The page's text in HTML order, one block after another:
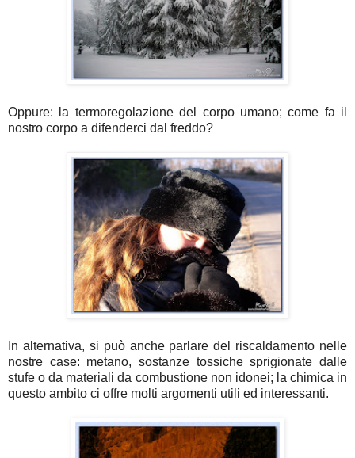
Oppure: la termoregolazione del corpo umano; come fa il
nostro corpo a difenderci dal freddo?
In alternativa, si può anche parlare del riscaldamento nelle
nostre case: metano, sostanze tossiche sprigionate dalle
stufe o da materiali da combustione non idonei; la chimica in
questo ambito ci offre molti argomenti utili ed interessanti.